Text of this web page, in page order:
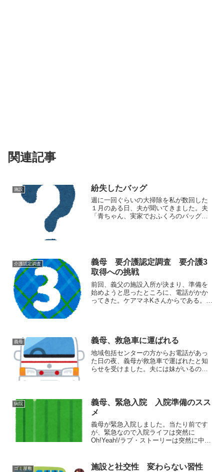
関連記事
施設 紛失したバッグ
週に一回ぐらいの大掃除を私が数回した
１月のある日、夫が聞いてきました。夫
「青ちゃん、実家でおふくろのバッグ見
介護認定調査
義母 要介護認定調査 要介護3
取得への挑戦
前回、義父の施設入所が決まり、準備を
始めようと思ったところに、電話がかか
ってきた。ケアマネKさんからである。
義母 義母、救急車に運ばれる
地域包括センターの方からお電話があっ
た日の夜、義母が救急車で運ばれたと知
らせを受けました。夫には妹がいるので
まま即入院となりました。...
病院
義母、緊急入院 入院準備のスス
メ
義母が緊急入院しました。当たり前です
が、緊急なので入院ライフは突然に
Oh!Yeah!/ラブ・ストーリーは突然に中古
話になっているショートステイから４...
ゴミ屋敷 施設と社交性 変わらない習性